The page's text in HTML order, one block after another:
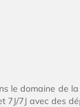
le domaine de
7J/7J avec des